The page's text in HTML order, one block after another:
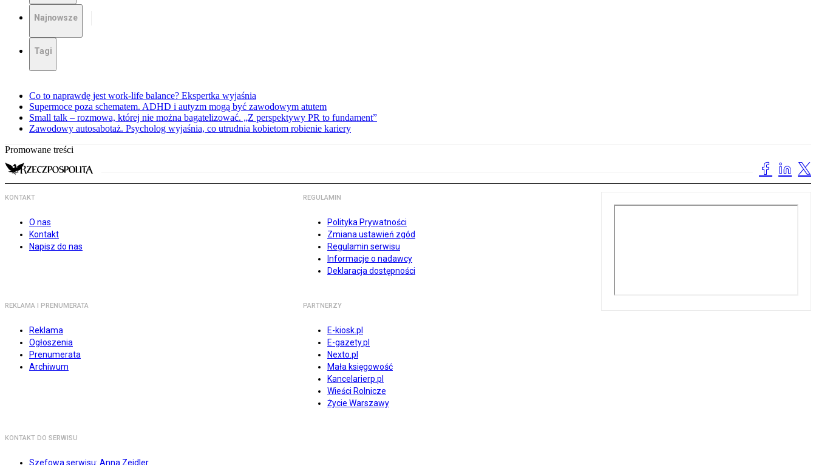
Najnowsze
Tagi
Co to naprawdę jest work-life balance? Ekspertka wyjaśnia
Supermoce poza schematem. ADHD i autyzm mogą być zawodowym atutem
Small talk – rozmowa, której nie można bagatelizować. „Z perspektywy PR to fundament”
Zawodowy autosabotaż. Psycholog wyjaśnia, co utrudnia kobietom robienie kariery
Promowane treści
KONTAKT
O nas
Kontakt
Napisz do nas
REGULAMIN
Polityka Prywatności
Zmiana ustawień zgód
Regulamin serwisu
Informacje o nadawcy
Deklaracja dostępności
REKLAMA I PRENUMERATA
Reklama
Ogłoszenia
Prenumerata
Archiwum
PARTNERZY
E-kiosk.pl
E-gazety.pl
Nexto.pl
Mała księgowość
Kancelarierp.pl
Wieści Rolnicze
Życie Warszawy
KONTAKT DO SERWISU
Szefowa serwisu: Anna Zejdler